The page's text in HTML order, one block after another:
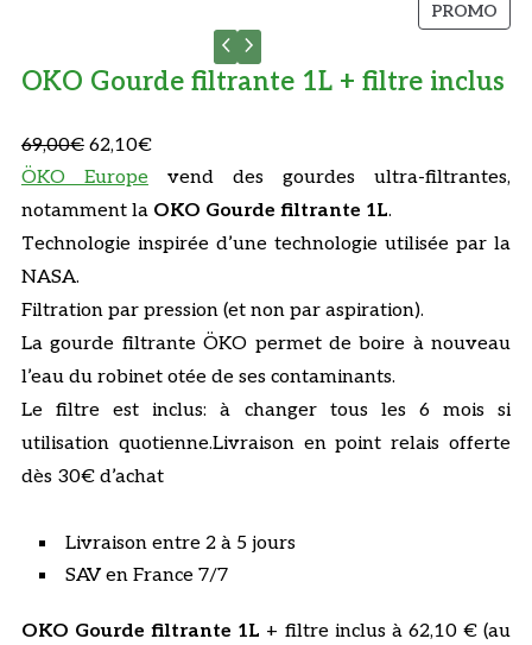
PROMOP
D
T
P
M
I
O
OKO Gourde filtrante 1L + filtre inclus
69,00€ L
e
p
r
x
i
n
i
i
a
62,10€L
p
r
x
a
c
t
u
e
ÖKO Europe vend des gourdes ultra-filtrantes,
notamment la OKO Gourde filtrante 1L.
Technologie inspirée d’une technologie utilisée par la
NASA.
Filtration par pression (et non par aspiration).
La gourde filtrante ÖKO permet de boire à nouveau
l’eau du robinet otée de ses contaminants.
Le filtre est inclus: à changer tous les 6 mois si
utilisation quotienne.Livraison en point relais offerte
dès 30€ d’achat
Livraison entre 2 à 5 jours
SAV en France 7/7
OKO Gourde filtrante 1L + filtre inclus à 62,10 € (au